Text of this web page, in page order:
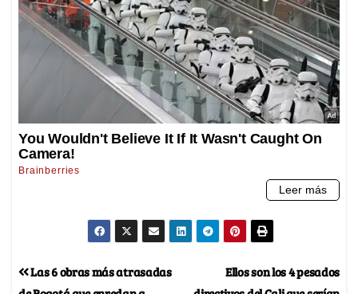
Ellos son los 4 pesados
Las 6 obras más atrasadas